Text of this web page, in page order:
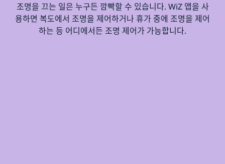
조명을 끄는 일은 누구든 깜빡할 수 있습니다. WiZ 앱을 사
용하면 복도에서 조명을 제어하거나 휴가 중에 조명을 제어
하는 등 어디에서든 조명 제어가 가능합니다.